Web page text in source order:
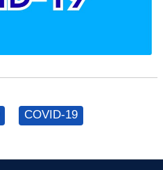
COVID-19